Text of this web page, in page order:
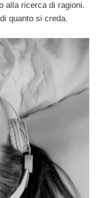
alla ricerca di ragioni.
quanto si creda.